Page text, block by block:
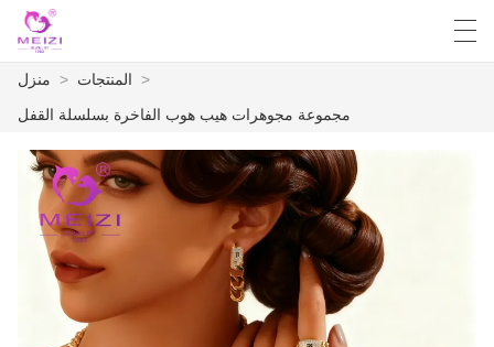
منزل
المنتجات
العربية English منزل > المنتجات >
مجموعة مجوهرات هيب هوب الفاخرة بسلسلة القفل